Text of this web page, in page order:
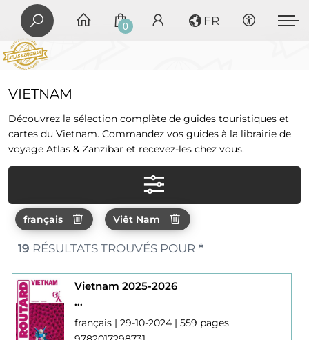
0 FR
VIETNAM
Découvrez la sélection complète de guides touristiques et
cartes du Vietnam. Commandez vos guides à la librairie de
voyage Atlas & Zanzibar et recevez-les chez vous.
français Viêt Nam
19 RÉSULTATS TROUVÉS POUR*
Vietnam 2025-2026
...
français | 29-10-2024 | 559 pages